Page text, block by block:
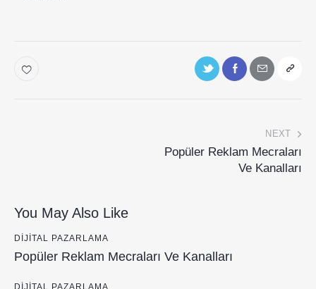
NEXT
Popüler Reklam Mecraları
Ve Kanalları
You May Also Like
DIJITAL PAZARLAMA
Popüler Reklam Mecraları Ve Kanalları